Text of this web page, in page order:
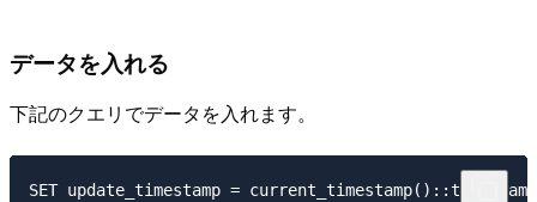
データを入れる
下記のクエリでデータを入れます。
SET update_timestamp =